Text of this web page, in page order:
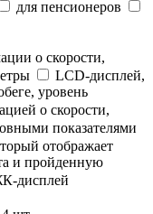
для пенсионеров
о скорости,
LCD-дисплей,
уровень
о скорости,
показателями
отображает
и пройденную
дисплей